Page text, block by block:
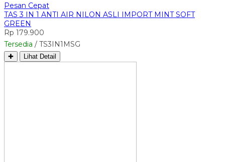
Pesan Cepat
TAS 3 IN 1 ANTI AIR NILON ASLI IMPORT MINT SOFT
GREEN
Rp 179.900
Tersedia / TS3IN1MSG
✚ Lihat Detail